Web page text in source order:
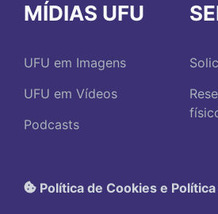
MÍDIAS UFU
UFU em Imagens
UFU em Vídeos
Podcasts
Política de Cookies e